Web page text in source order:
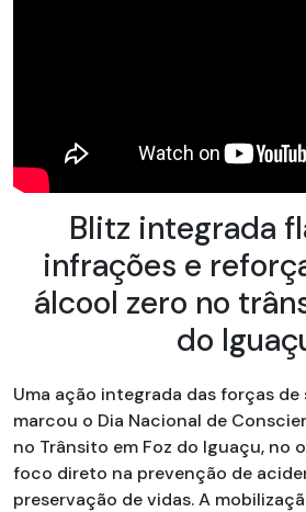
Blitz integrada
infrações e
álcool zero no
do
Uma ação integrada das forças
marcou o Dia Nacional de
no Trânsito em Foz do Iguaçu, no
foco direto na prevenção de
preservação de vidas. A